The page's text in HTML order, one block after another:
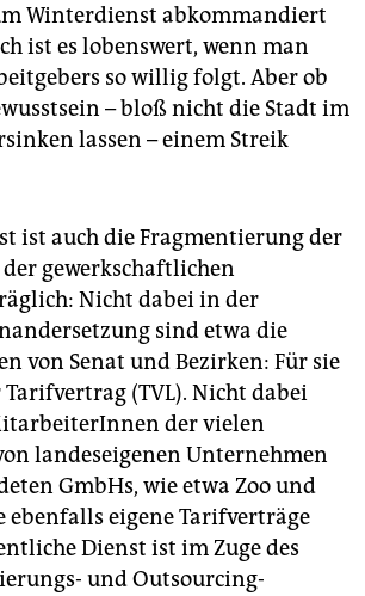
Winterdienst abkommandiert
ist es lobenswert, wenn man
so willig folgt. Aber ob
– bloß nicht die Stadt im
lassen – einem Streik
ist auch die Fragmentierung der
gewerkschaftlichen
Nicht dabei in der
sind etwa die
von Senat und Bezirken: Für sie
(TVL). Nicht dabei
der vielen
landeseigenen Unternehmen
GmbHs, wie etwa Zoo und
ebenfalls eigene Tarifverträge
Dienst ist im Zuge des
und Outsourcing-